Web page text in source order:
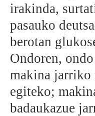
irakinda,
pasauko
berotan
Ondoren,
makina jarriko
egiteko;
badaukazue